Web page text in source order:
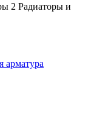
Радиаторы и
арматура